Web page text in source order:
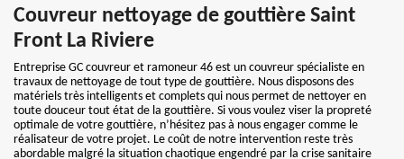
Couvreur nettoyage de gouttière Saint
Front La Riviere
Entreprise GC couvreur et ramoneur 46 est un couvreur spécialiste en
travaux de nettoyage de tout type de gouttière. Nous disposons des
matériels très intelligents et complets qui nous permet de nettoyer en
toute douceur tout état de la gouttière. Si vous voulez viser la propreté
optimale de votre gouttière, n’hésitez pas à nous engager comme le
réalisateur de votre projet. Le coût de notre intervention reste très
abordable malgré la situation chaotique engendré par la crise sanitaire